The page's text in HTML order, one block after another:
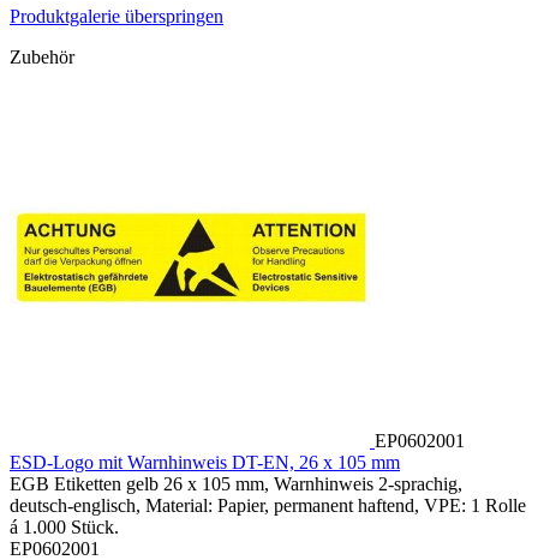
Produktgalerie überspringen
Zubehör
EP0602001
ESD-Logo mit Warnhinweis DT-EN, 26 x 105 mm
EGB Etiketten gelb 26 x 105 mm, Warnhinweis 2-sprachig,
deutsch-englisch, Material: Papier, permanent haftend, VPE: 1 Rolle
á 1.000 Stück.
EP0602001